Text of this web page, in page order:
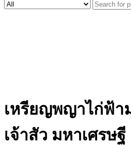
เหรียญพญาไก่ฟ้า
เจ้าสัว มหาเศรษ